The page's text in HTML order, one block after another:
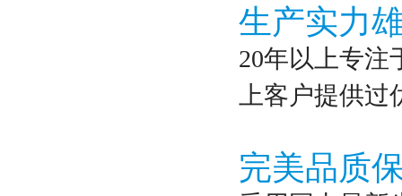
生产实力
20年以上专注
上客户提供
完美品质